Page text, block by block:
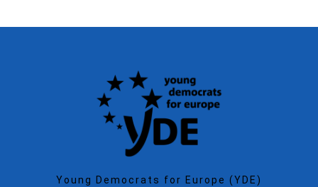
Young Democrats for Europe (YDE)